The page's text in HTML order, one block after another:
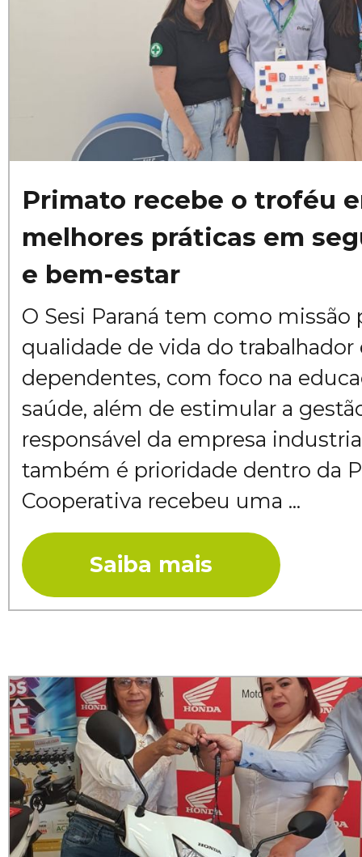
Primato recebe o troféu
melhores práticas em
e bem-estar
O Sesi Paraná tem como missão
qualidade de vida do trabalhador
dependentes, com foco na
saúde, além de estimular a
responsável da empresa
também é prioridade dentro da
Cooperativa recebeu uma ...
Saiba mais